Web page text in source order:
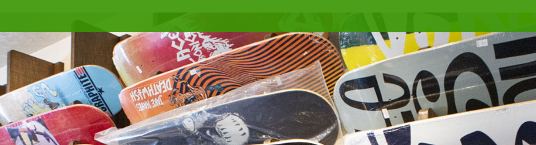
浦安ストアご来店予約フォーム